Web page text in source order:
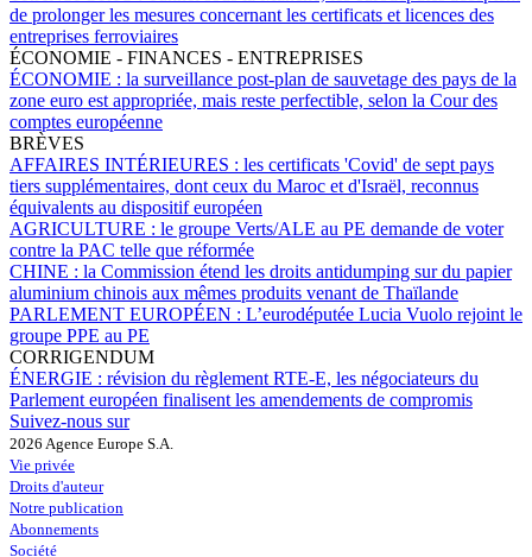
de prolonger les mesures concernant les certificats et licences des
entreprises ferroviaires
ÉCONOMIE - FINANCES - ENTREPRISES
ÉCONOMIE : la surveillance post-plan de sauvetage des pays de la
zone euro est appropriée, mais reste perfectible, selon la Cour des
comptes européenne
BRÈVES
AFFAIRES INTÉRIEURES : les certificats 'Covid' de sept pays
tiers supplémentaires, dont ceux du Maroc et d'Israël, reconnus
équivalents au dispositif européen
AGRICULTURE : le groupe Verts/ALE au PE demande de voter
contre la PAC telle que réformée
CHINE : la Commission étend les droits antidumping sur du papier
aluminium chinois aux mêmes produits venant de Thaïlande
PARLEMENT EUROPÉEN : L’eurodéputée Lucia Vuolo rejoint le
groupe PPE au PE
CORRIGENDUM
ÉNERGIE : révision du règlement RTE-E, les négociateurs du
Parlement européen finalisent les amendements de compromis
Suivez-nous sur
2026 Agence Europe S.A.
Vie privée
Droits d'auteur
Notre publication
Abonnements
Société